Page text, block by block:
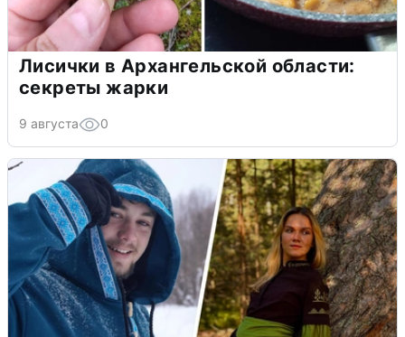
Лисички в Архангельской области:
секреты жарки
9 августа 0